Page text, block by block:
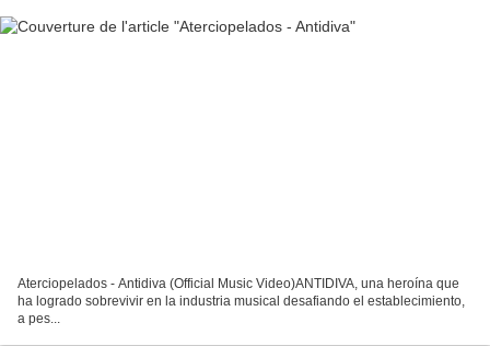
Aterciopelados - Antidiva (Official Music Video)ANTIDIVA, una heroína que
ha logrado sobrevivir en la industria musical desafiando el establecimiento,
a pes...